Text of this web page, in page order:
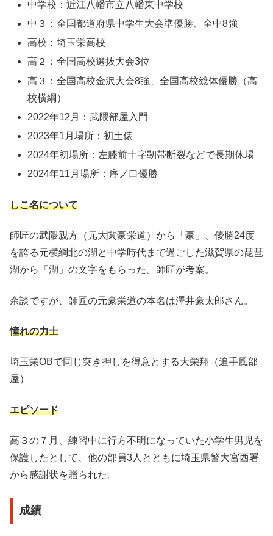
中学校：近江八幡市立八幡東中学校
中３：全国都道府県中学生大会準優勝、全中8強
高校：埼玉栄高校
高２：全国高校選抜大会3位
高３：全国高校金沢大会8強、全国高校総体優勝（高
校横綱）
2022年12月：武隈部屋入門
2023年1月場所：初土俵
2024年初場所：左膝前十字靭帯断裂などで長期休場
2024年11月場所：序ノ口優勝
しこ名について
師匠の武隈親方（元大関豪栄道）から「豪」、優勝24度
を誇る元横綱北の湖と中学時代まで過ごした滋賀県の琵琶
湖から「湖」の文字をもらった。師匠が考案。
余談ですが、師匠の元豪栄道の本名は澤井豪太郎さん。
憧れの力士
埼玉栄OBで同じ突き押しを得意とする大栄翔（追手風部
屋）
エピソード
高３の７月、練習中に行方不明になっていた小学生男児を
保護したとして、他の部員3人とともに埼玉県警大宮西署
から感謝状を贈られた。
成績